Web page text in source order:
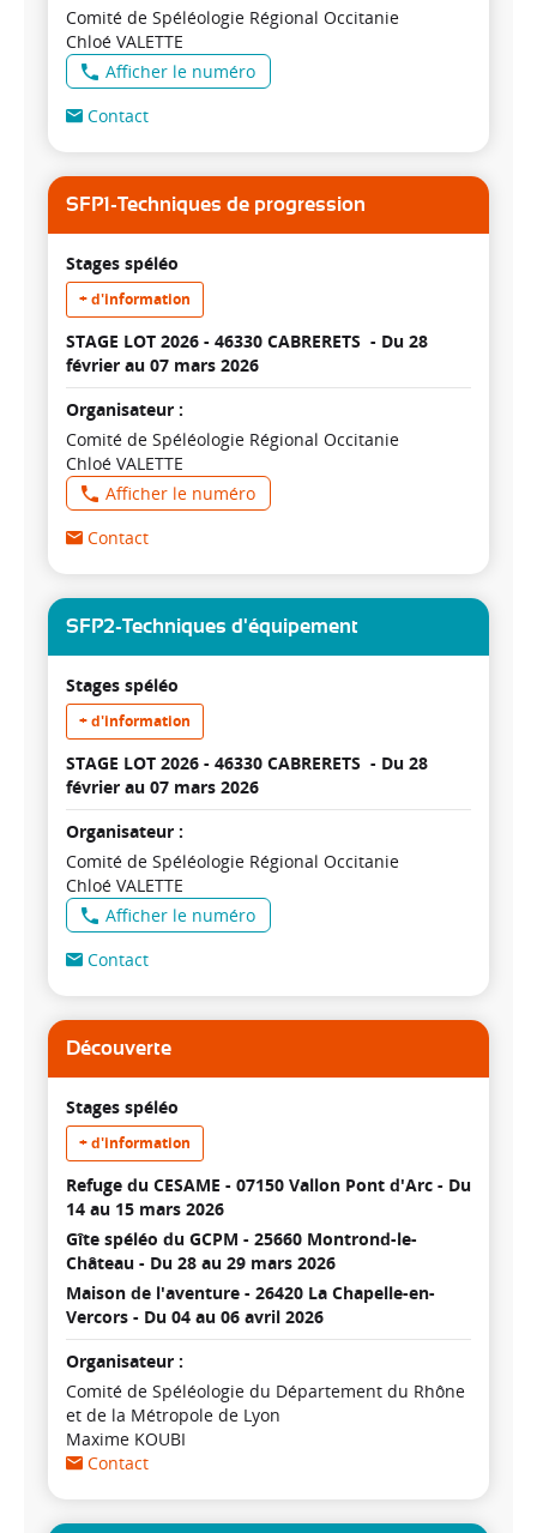
Comité de Spéléologie Régional Occitanie
Chloé VALETTE
Afficher le numéro
Contact
SFP1-Techniques de progression
Stages spéléo
+ d'information
STAGE LOT 2026 - 46330 CABRERETS - Du 28
février au 07 mars 2026
Organisateur :
Comité de Spéléologie Régional Occitanie
Chloé VALETTE
Afficher le numéro
Contact
SFP2-Techniques d'équipement
Stages spéléo
+ d'information
STAGE LOT 2026 - 46330 CABRERETS - Du 28
février au 07 mars 2026
Organisateur :
Comité de Spéléologie Régional Occitanie
Chloé VALETTE
Afficher le numéro
Contact
Découverte
Stages spéléo
+ d'information
Refuge du CESAME - 07150 Vallon Pont d'Arc - Du
14 au 15 mars 2026
Gîte spéléo du GCPM - 25660 Montrond-le-
Château - Du 28 au 29 mars 2026
Maison de l'aventure - 26420 La Chapelle-en-
Vercors - Du 04 au 06 avril 2026
Organisateur :
Comité de Spéléologie du Département du Rhône
et de la Métropole de Lyon
Maxime KOUBI
Contact